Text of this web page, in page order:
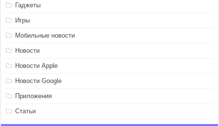
Гаджеты
Игры
Мобильные новости
Новости
Новости Apple
Новости Google
Приложения
Статьи